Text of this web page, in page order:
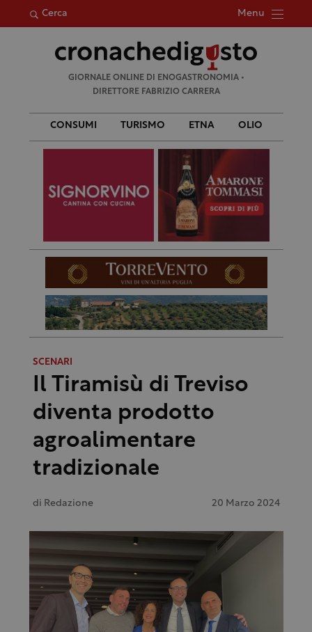
Cerca Menu
per:
GIORNALE ONLINE DI ENOGASTRONOMIA •
DIRETTORE FABRIZIO CARRERA
CONSUMI TURISMO ETNA OLIO
SCENARI
Il Tiramisù di Treviso
diventa prodotto
agroalimentare
tradizionale
di Redazione 20 Marzo 2024